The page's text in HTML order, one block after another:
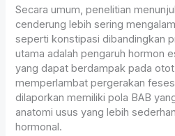
Secara umum, penelitian
cenderung lebih sering
seperti konstipasi dibandingkan
utama adalah pengaruh hormon
yang dapat berdampak pada
memperlambat pergerakan
dilaporkan memiliki pola BAB
anatomi usus yang lebih
hormonal.